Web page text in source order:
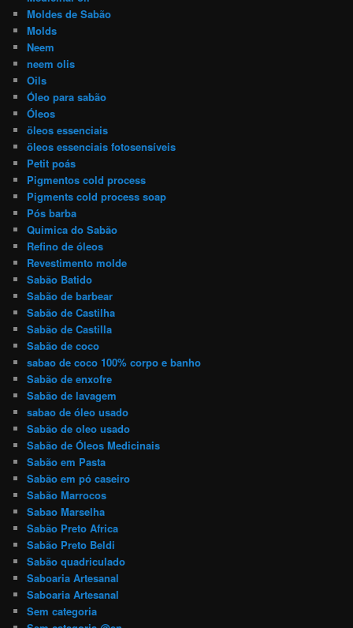
Moldes de Sabão
Molds
Neem
neem olis
Oils
Óleo para sabão
Óleos
öleos essenciais
öleos essenciais fotosensíveis
Petit poás
Pigmentos cold process
Pigments cold process soap
Pós barba
Quimica do Sabão
Refino de óleos
Revestimento molde
Sabão Batido
Sabão de barbear
Sabão de Castilha
Sabão de Castilla
Sabão de coco
sabao de coco 100% corpo e banho
Sabão de enxofre
Sabão de lavagem
sabao de óleo usado
Sabão de oleo usado
Sabão de Óleos Medicinais
Sabão em Pasta
Sabão em pó caseiro
Sabão Marrocos
Sabao Marselha
Sabão Preto Africa
Sabão Preto Beldi
Sabão quadriculado
Saboaria Artesanal
Saboaria Artesanal
Sem categoria